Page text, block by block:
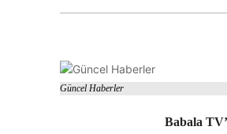
Güncel Haberler
Babala